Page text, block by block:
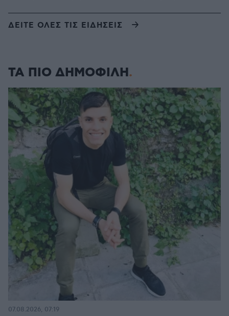
ΔΕΙΤΕ ΟΛΕΣ ΤΙΣ ΕΙΔΗΣΕΙΣ
ΤΑ ΠΙΟ ΔΗΜΟΦΙΛΗ
07.08.2026, 07:19